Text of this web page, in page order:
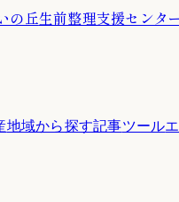
の丘生前整理支援センタ
地域から探す記事ツール